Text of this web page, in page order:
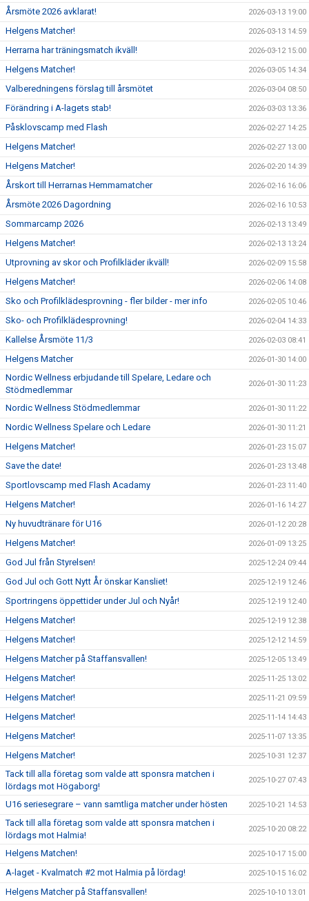
Årsmöte 2026 avklarat! 2026-03-13 19:00
Helgens Matcher! 2026-03-13 14:59
Herrarna har träningsmatch ikväll! 2026-03-12 15:00
Helgens Matcher! 2026-03-05 14:34
Valberedningens förslag till årsmötet 2026-03-04 08:50
Förändring i A-lagets stab! 2026-03-03 13:36
Påsklovscamp med Flash 2026-02-27 14:25
Helgens Matcher! 2026-02-27 13:00
Helgens Matcher! 2026-02-20 14:39
Årskort till Herrarnas Hemmamatcher 2026-02-16 16:06
Årsmöte 2026 Dagordning 2026-02-16 10:53
Sommarcamp 2026 2026-02-13 13:49
Helgens Matcher! 2026-02-13 13:24
Utprovning av skor och Profilkläder ikväll! 2026-02-09 15:58
Helgens Matcher! 2026-02-06 14:08
Sko och Profilklädesprovning - fler bilder - mer info 2026-02-05 10:46
Sko- och Profilklädesprovning! 2026-02-04 14:33
Kallelse Årsmöte 11/3 2026-02-03 08:41
Helgens Matcher 2026-01-30 14:00
Nordic Wellness erbjudande till Spelare, Ledare och
Stödmedlemmar
2026-01-30 11:23
Nordic Wellness Stödmedlemmar 2026-01-30 11:22
Nordic Wellness Spelare och Ledare 2026-01-30 11:21
Helgens Matcher! 2026-01-23 15:07
Save the date! 2026-01-23 13:48
Sportlovscamp med Flash Acadamy 2026-01-23 11:40
Helgens Matcher! 2026-01-16 14:27
Ny huvudtränare för U16 2026-01-12 20:28
Helgens Matcher! 2026-01-09 13:25
God Jul från Styrelsen! 2025-12-24 09:44
God Jul och Gott Nytt År önskar Kansliet! 2025-12-19 12:46
Sportringens öppettider under Jul och Nyår! 2025-12-19 12:40
Helgens Matcher! 2025-12-19 12:38
Helgens Matcher! 2025-12-12 14:59
Helgens Matcher på Staffansvallen! 2025-12-05 13:49
Helgens Matcher! 2025-11-25 13:02
Helgens Matcher! 2025-11-21 09:59
Helgens Matcher! 2025-11-14 14:43
Helgens Matcher! 2025-11-07 13:35
Helgens Matcher! 2025-10-31 12:37
Tack till alla företag som valde att sponsra matchen i
lördags mot Högaborg!
2025-10-27 07:43
U16 seriesegrare – vann samtliga matcher under hösten 2025-10-21 14:53
Tack till alla företag som valde att sponsra matchen i
lördags mot Halmia!
2025-10-20 08:22
Helgens Matchen! 2025-10-17 15:00
A-laget - Kvalmatch #2 mot Halmia på lördag! 2025-10-15 16:02
Helgens Matcher på Staffansvallen! 2025-10-10 13:01